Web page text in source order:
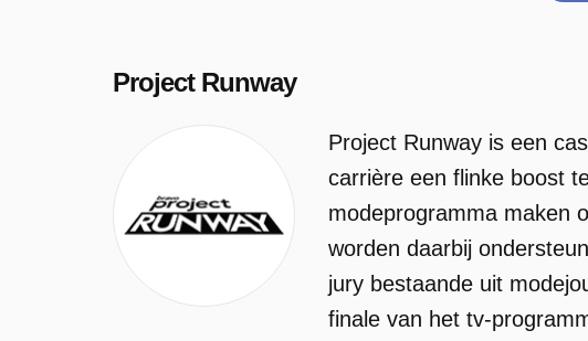
Project Runway
Project Runway is een
carrière een flinke boost
modeprogramma maken
worden daarbij
jury bestaande uit
finale van het tv-